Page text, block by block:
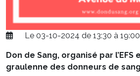
Le 03-10-2024 de 13:30 à 19:00
Don de Sang, organisé par l’EFS
graulenne des donneurs de